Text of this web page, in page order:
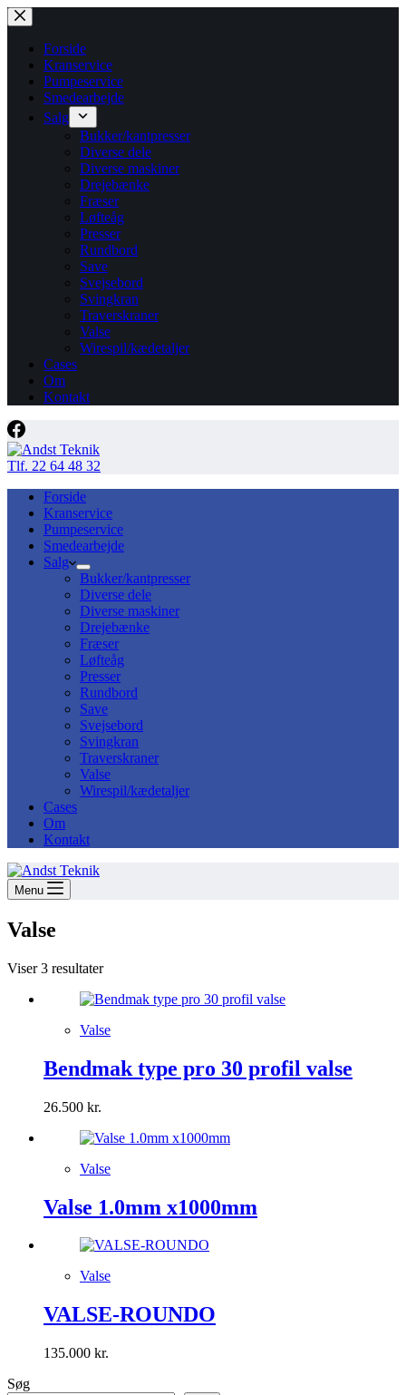
Fortsæt
til
indholdForside
Kranservice
Pumpeservice
Smedearbejde
Salg
Bukker/kantpresser
Diverse dele
Diverse maskiner
Drejebænke
Fræser
Løfteåg
Presser
Rundbord
Save
Svejsebord
Svingkran
Traverskraner
Valse
Wirespil/kædetaljer
Cases
Om
Kontakt
Tlf. 22 64 48 32
Forside
Kranservice
Pumpeservice
Smedearbejde
Salg
Bukker/kantpresser
Diverse dele
Diverse maskiner
Drejebænke
Fræser
Løfteåg
Presser
Rundbord
Save
Svejsebord
Svingkran
Traverskraner
Valse
Wirespil/kædetaljer
Cases
Om
Kontakt
Menu
Valse
Viser 3 resultaterSorteret
seneste
Valse
Bendmak type pro 30 profil valse
26.500 kr.
Valse
Valse 1.0mm x1000mm
Valse
VALSE-ROUNDO
135.000 kr.
Søg